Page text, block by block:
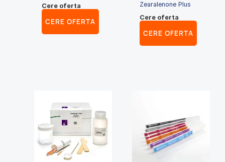
Cere oferta
CERE OFERTA
Zearalenone Plus
Cere oferta
CERE OFERTA